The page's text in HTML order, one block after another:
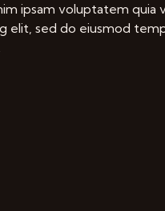
ipsam voluptatem
elit, sed do eiusmod